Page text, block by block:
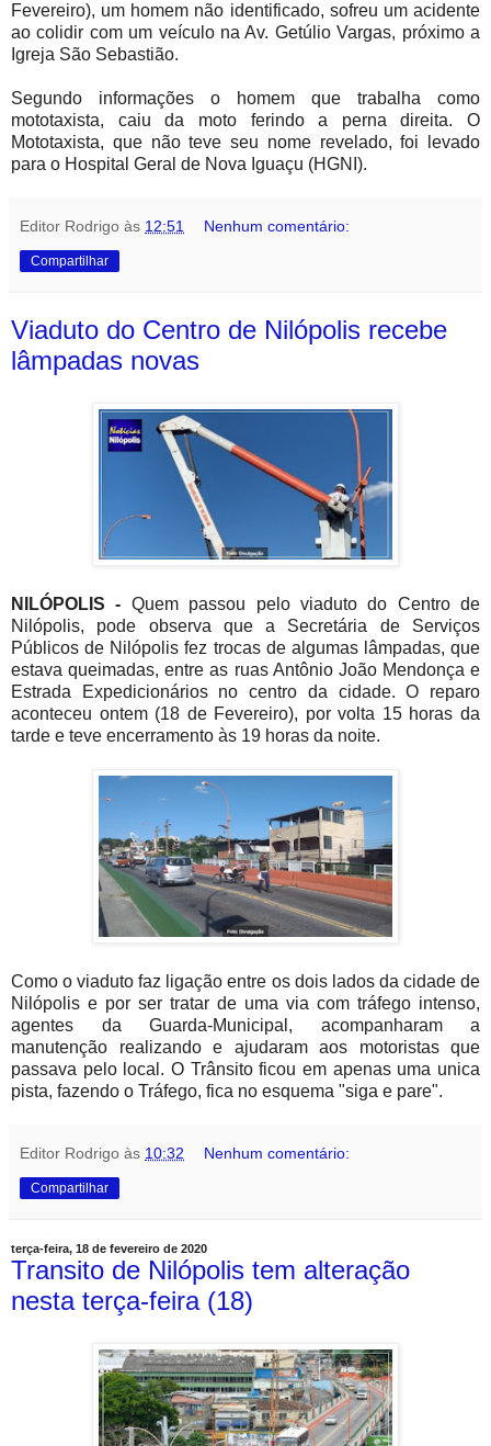
Fevereiro), um homem não identificado, sofreu um acidente
ao colidir com um veículo na Av. Getúlio Vargas, próximo a
Igreja São Sebastião.
Segundo informações o homem que trabalha como
mototaxista, caiu da moto ferindo a perna direita. O
Mototaxista, que não teve seu nome revelado, foi levado
para o Hospital Geral de Nova Iguaçu (HGNI).
Editor Rodrigo às 12:51 Nenhum comentário:
Compartilhar
Viaduto do Centro de Nilópolis recebe
lâmpadas novas
NILÓPOLIS - Quem passou pelo viaduto do Centro de
Nilópolis, pode observa que a Secretária de Serviços
Públicos de Nilópolis fez trocas de algumas lâmpadas, que
estava queimadas, entre as ruas Antônio João Mendonça e
Estrada Expedicionários no centro da cidade. O reparo
aconteceu ontem (18 de Fevereiro), por volta 15 horas da
tarde e teve encerramento às 19 horas da noite.
Como o viaduto faz ligação entre os dois lados da cidade de
Nilópolis e por ser tratar de uma via com tráfego intenso,
agentes da Guarda-Municipal, acompanharam a
manutenção realizando e ajudaram aos motoristas que
passava pelo local. O Trânsito ficou em apenas uma unica
pista, fazendo o Tráfego, fica no esquema "siga e pare".
Editor Rodrigo às 10:32 Nenhum comentário:
Compartilhar
terça-feira, 18 de fevereiro de 2020
Transito de Nilópolis tem alteração
nesta terça-feira (18)